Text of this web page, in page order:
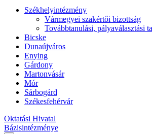
Székhelyintézmény
Vármegyei szakértői bizottság
Továbbtanulási, pályaválasztási
Bicske
Dunaújváros
Enying
Gárdony
Martonvásár
Mór
Sárbogárd
Székesfehérvár
Oktatási Hivatal
Bázisintézménye